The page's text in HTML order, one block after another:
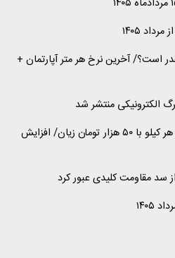
۱۴۰۵
است؟/ آخرین نرخ هر متر آپارتمان +
الکترونیکی منتشر شد
هشدار درباره بازار مرغ؛ فروش هر کیلو با ۵۰ هزار تومان زیان/ افزایش